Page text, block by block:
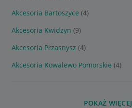
Akcesoria Bartoszyce (4)
Akcesoria Kwidzyn (9)
Akcesoria Przasnysz (4)
Akcesoria Kowalewo Pomorskie (4)
POKAŻ WIĘCEJ